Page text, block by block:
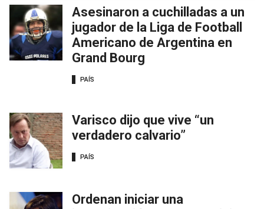
Asesinaron a cuchilladas a un
jugador de la Liga de Football
Americano de Argentina en
Grand Bourg
PAÍS
Varisco dijo que vive “un
verdadero calvario”
PAÍS
Ordenan iniciar una